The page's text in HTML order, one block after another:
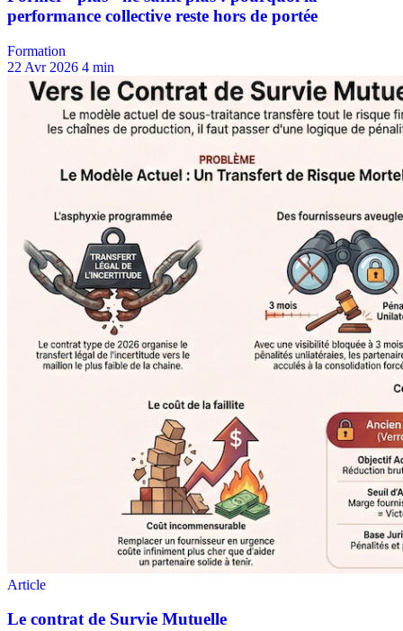
Formation
22 Avr 2026 4 min